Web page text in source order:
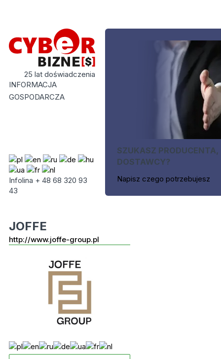
25 lat doświadczenia
INFORMACJA
GOSPODARCZA
Infolina + 48 68 320 93
43
SZUKASZ PRODUCENTA,
DOSTAWCY?
Napisz czego potrzebujesz
JOFFE
http://www.joffe-group.pl